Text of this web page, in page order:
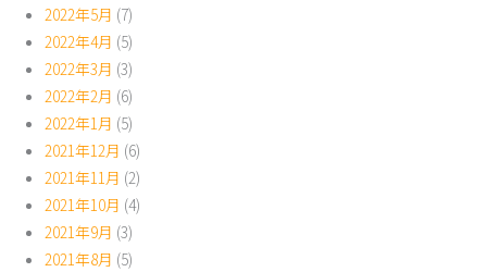
2022年5月 (7)
2022年4月 (5)
2022年3月 (3)
2022年2月 (6)
2022年1月 (5)
2021年12月 (6)
2021年11月 (2)
2021年10月 (4)
2021年9月 (3)
2021年8月 (5)